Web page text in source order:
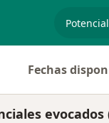
Fechas
evocados